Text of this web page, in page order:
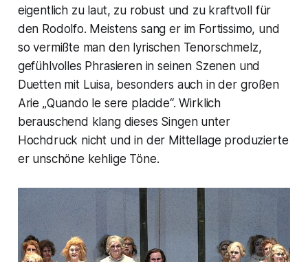
eigentlich zu laut, zu robust und zu kraftvoll für
den Rodolfo. Meistens sang er im Fortissimo, und
so vermißte man den lyrischen Tenorschmelz,
gefühlvolles Phrasieren in seinen Szenen und
Duetten mit Luisa, besonders auch in der großen
Arie „Quando le sere placide“. Wirklich
berauschend klang dieses Singen unter
Hochdruck nicht und in der Mittellage produzierte
er unschöne kehlige Töne.